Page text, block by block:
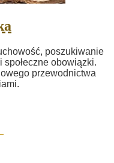
poszukiwanie
społeczne obowiązki.
przewodnictwa